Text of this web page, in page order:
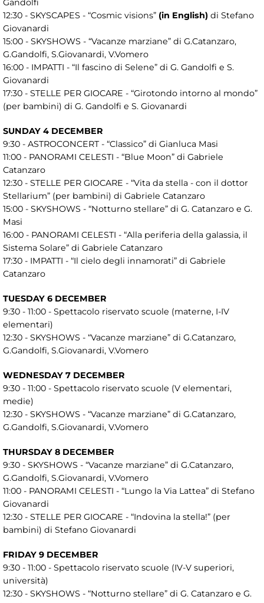
Gandolfi
12:30 - SKYSCAPES - “Cosmic visions” (in English) di Stefano
Giovanardi
15:00 - SKYSHOWS - “Vacanze marziane” di G.Catanzaro,
G.Gandolfi, S.Giovanardi, V.Vomero
16:00 - IMPATTI - “Il fascino di Selene” di G. Gandolfi e S.
Giovanardi
17:30 - STELLE PER GIOCARE - “Girotondo intorno al mondo”
(per bambini) di G. Gandolfi e S. Giovanardi
SUNDAY 4 DECEMBER
9:30 - ASTROCONCERT - “Classico” di Gianluca Masi
11:00 - PANORAMI CELESTI - “Blue Moon” di Gabriele
Catanzaro
12:30 - STELLE PER GIOCARE - “Vita da stella - con il dottor
Stellarium” (per bambini) di Gabriele Catanzaro
15:00 - SKYSHOWS - “Notturno stellare” di G. Catanzaro e G.
Masi
16:00 - PANORAMI CELESTI - “Alla periferia della galassia, il
Sistema Solare” di Gabriele Catanzaro
17:30 - IMPATTI - “Il cielo degli innamorati” di Gabriele
Catanzaro
TUESDAY 6 DECEMBER
9:30 - 11:00 - Spettacolo riservato scuole (materne, I-IV
elementari)
12:30 - SKYSHOWS - “Vacanze marziane” di G.Catanzaro,
G.Gandolfi, S.Giovanardi, V.Vomero
WEDNESDAY 7 DECEMBER
9:30 - 11:00 - Spettacolo riservato scuole (V elementari,
medie)
12:30 - SKYSHOWS - “Vacanze marziane” di G.Catanzaro,
G.Gandolfi, S.Giovanardi, V.Vomero
THURSDAY 8 DECEMBER
9:30 - SKYSHOWS - “Vacanze marziane” di G.Catanzaro,
G.Gandolfi, S.Giovanardi, V.Vomero
11:00 - PANORAMI CELESTI - “Lungo la Via Lattea” di Stefano
Giovanardi
12:30 - STELLE PER GIOCARE - “Indovina la stella!” (per
bambini) di Stefano Giovanardi
FRIDAY 9 DECEMBER
9:30 - 11:00 - Spettacolo riservato scuole (IV-V superiori,
università)
12:30 - SKYSHOWS - “Notturno stellare” di G. Catanzaro e G.